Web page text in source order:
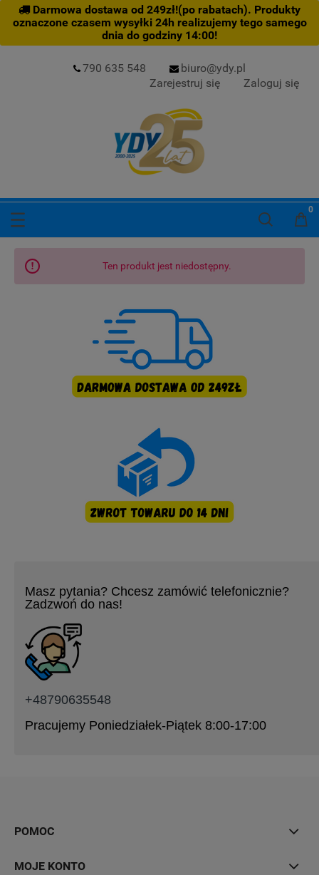
Darmowa dostawa od 249zł!(po rabatach). Produkty
oznaczone czasem wysyłki 24h realizujemy tego samego
dnia do godziny 14:00!
790 635 548
biuro@ydy.pl
Zarejestruj się
Zaloguj się
Ten produkt jest niedostępny.
Masz pytania? Chcesz zamówić telefonicznie?
Zadzwoń do nas!
+48790635548
Pracujemy Poniedziałek-Piątek 8:00-17:00
POMOC
MOJE KONTO